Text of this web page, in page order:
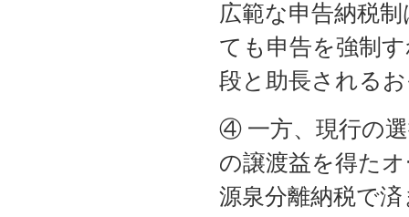
広範な申告納税
ても申告を強制
段と助長される
④ 一方、現行の
の譲渡益を得た
源泉分離納税で